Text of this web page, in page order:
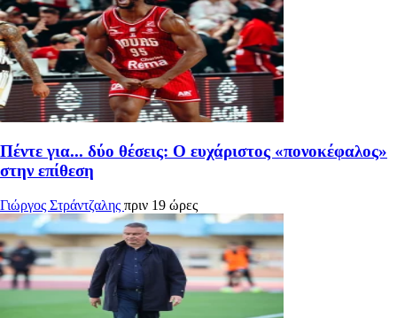
Πέντε για... δύο θέσεις: Ο ευχάριστος «πονοκέφαλος»
στην επίθεση
Γιώργος Στράντζαλης πριν 19 ώρες